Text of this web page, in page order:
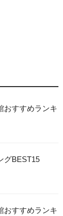
おすすめランキ
グBEST15
おすすめランキ